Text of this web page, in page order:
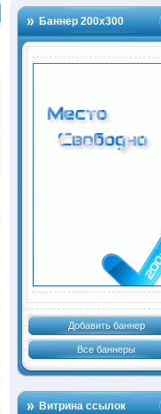
Баннер 200х300
Добавить баннер
Все баннеры
Витрина ссылок